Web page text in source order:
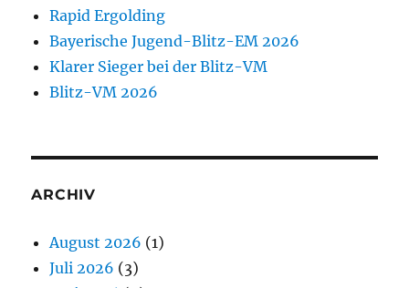
Rapid Ergolding
Bayerische Jugend-Blitz-EM 2026
Klarer Sieger bei der Blitz-VM
Blitz-VM 2026
ARCHIV
August 2026 (1)
Juli 2026 (3)